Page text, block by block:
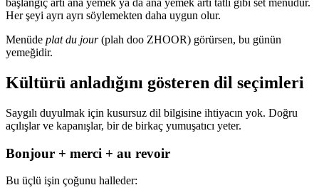
başlangıç artı ana yemek ya da ana yemek artı tatlı gibi set menüdür.
Her şeyi ayrı ayrı söylemekten daha uygun olur.
Menüde plat du jour(plah doo ZHOOR) görürsen, bu günün
yemeğidir.
Kültürü anladığını gösteren dil seçimleri
Saygılı duyulmak için kusursuz dil bilgisine ihtiyacın yok. Doğru
açılışlar ve kapanışlar, bir de birkaç yumuşatıcı yeter.
Bonjour + merci + au revoir
Bu üçlü işin çoğunu halleder: